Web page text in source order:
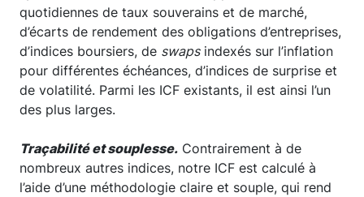
quotidiennes de taux souverains et de marché,
d’écarts de rendement des obligations d’entreprises,
d’indices boursiers, de swapsindexés sur l’inflation
pour différentes échéances, d’indices de surprise et
de volatilité. Parmi les ICF existants, il est ainsi l’un
des plus larges.
Traçabilité et souplesse. Contrairement à de
nombreux autres indices, notre ICF est calculé à
l’aide d’une méthodologie claire et souple, qui rend